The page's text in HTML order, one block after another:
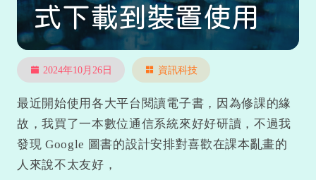
式下載到裝置使用
2024年10月26日 資訊科技
最近開始使用各大平台閱讀電子書，因為修課的緣
故，我買了一本數位通信系統來好好研讀，不過我
發現 Google 圖書的設計安排對喜歡在課本亂畫的
人來說不太友好，